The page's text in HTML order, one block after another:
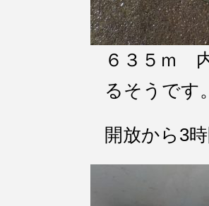
６３５ｍ
るそうです
開放から3